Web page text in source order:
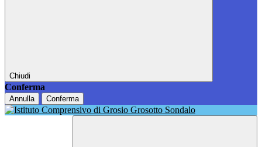
Chiudi
Conferma
Annulla Conferma